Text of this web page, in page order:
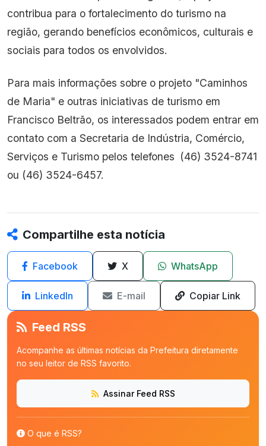
contribua para o fortalecimento do turismo na
região, gerando benefícios econômicos, culturais e
sociais para todos os envolvidos.
Para mais informações sobre o projeto "Caminhos
de Maria" e outras iniciativas de turismo em
Francisco Beltrão, os interessados podem entrar em
contato com a Secretaria de Indústria, Comércio,
Serviços e Turismo pelos telefones (46) 3524-8741
ou (46) 3524-6457.
Compartilhe esta notícia
Facebook X WhatsApp
LinkedIn E-mail Copiar Link
Feed RSS
Acompanhe as últimas notícias da Prefeitura diretamente
no seu leitor de RSS favorito.
Assinar Feed RSS
O que é RSS?